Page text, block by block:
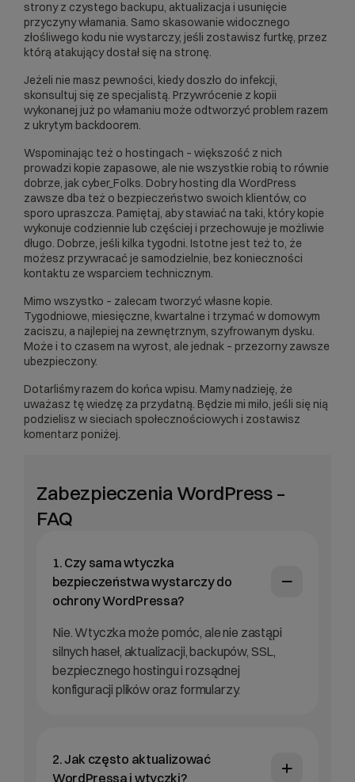
strony z czystego backupu, aktualizacja i usunięcie
przyczyny włamania. Samo skasowanie widocznego
złośliwego kodu nie wystarczy, jeśli zostawisz furtkę, przez
którą atakujący dostał się na stronę.
Jeżeli nie masz pewności, kiedy doszło do infekcji,
skonsultuj się ze specjalistą. Przywrócenie z kopii
wykonanej już po włamaniu może odtworzyć problem razem
z ukrytym backdoorem.
Wspominając też o hostingach – większość z nich
prowadzi kopie zapasowe, ale nie wszystkie robią to równie
dobrze, jak cyber_Folks. Dobry hosting dla WordPress
zawsze dba też o bezpieczeństwo swoich klientów, co
sporo upraszcza. Pamiętaj, aby stawiać na taki, który kopie
wykonuje codziennie lub częściej i przechowuje je możliwie
długo. Dobrze, jeśli kilka tygodni. Istotne jest też to, że
możesz przywracać je samodzielnie, bez konieczności
kontaktu ze wsparciem technicznym.
Mimo wszystko – zalecam tworzyć własne kopie.
Tygodniowe, miesięczne, kwartalne i trzymać w domowym
zaciszu, a najlepiej na zewnętrznym, szyfrowanym dysku.
Może i to czasem na wyrost, ale jednak – przezorny zawsze
ubezpieczony.
Dotarliśmy razem do końca wpisu. Mamy nadzieję, że
uważasz tę wiedzę za przydatną. Będzie mi miło, jeśli się nią
podzielisz w sieciach społecznościowych i zostawisz
komentarz poniżej.
Zabezpieczenia WordPress –
FAQ
1. Czy sama wtyczka
bezpieczeństwa wystarczy do
ochrony WordPressa?
Nie. Wtyczka może pomóc, ale nie zastąpi
silnych haseł, aktualizacji, backupów, SSL,
bezpiecznego hostingu i rozsądnej
konfiguracji plików oraz formularzy.
2. Jak często aktualizować
WordPressa i wtyczki?